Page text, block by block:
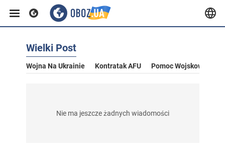
Wielki Post
Wojna Na Ukrainie Kontratak AFU Pomoc Wojskowa Dla
Nie ma jeszcze żadnych wiadomości